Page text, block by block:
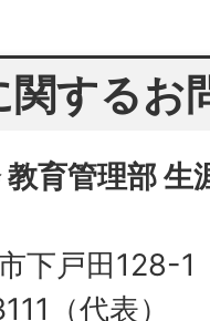
関するお
育管理部 生
下戸田128-1
（代表）